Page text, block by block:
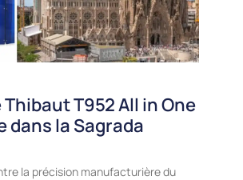
T952 All in One
dans la Sagrada
la précision manufacturière du